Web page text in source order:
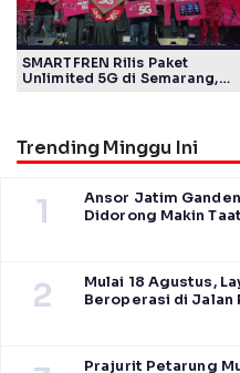
SMARTFREN Rilis Paket
Unlimited 5G di Semarang,
Trending Minggu Ini
1
Ansor Jatim
Didorong Makin
2
Mulai 18 Agustus,
Beroperasi di Jalan
Prajurit Petarung